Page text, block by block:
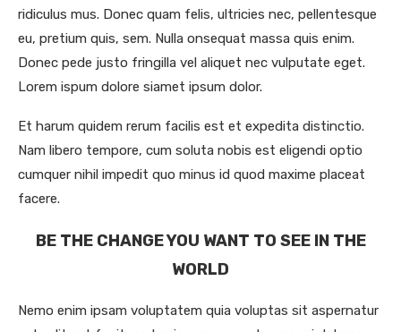
ridiculus mus. Donec quam felis, ultricies nec, pellentesque
eu, pretium quis, sem. Nulla onsequat massa quis enim.
Donec pede justo fringilla vel aliquet nec vulputate eget.
Lorem ispum dolore siamet ipsum dolor.
Et harum quidem rerum facilis est et expedita distinctio.
Nam libero tempore, cum soluta nobis est eligendi optio
cumquer nihil impedit quo minus id quod maxime placeat
facere.
BE THE CHANGE YOU WANT TO SEE IN THE
WORLD
Nemo enim ipsam voluptatem quia voluptas sit aspernatur